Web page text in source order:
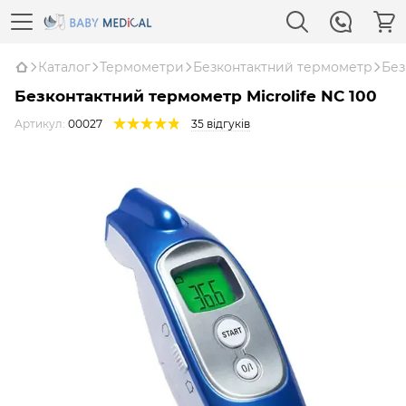
Каталог Термометри Безконтактний термометр
Безконтактний термометр Microlife NC 100
Артикул: 00027 35 відгуків